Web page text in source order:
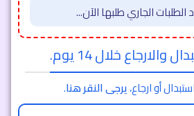
الطلبات الجاري طلبها الآن...
خلال 14 يوم.
أو ارجاع،يرجى النقر هنا.